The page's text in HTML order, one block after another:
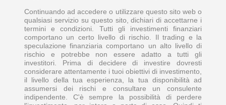
Continuando ad accedere o utilizzare questo sito web o
qualsiasi servizio su questo sito, dichiari di accettarne i
termini e condizioni. Tutti gli investimenti finanziari
comportano un certo livello di rischio. Il trading e la
speculazione finanziaria comportano un alto livello di
rischio e potrebbe non essere adatto a tutti gli
investitori. Prima di decidere di investire dovresti
considerare attentamente i tuoi obiettivi di investimento,
il livello della tua esperienza, la tua disponibilità ad
assumersi dei rischi e consultare un consulente
indipendente. C'è sempre la possibilità di perdere